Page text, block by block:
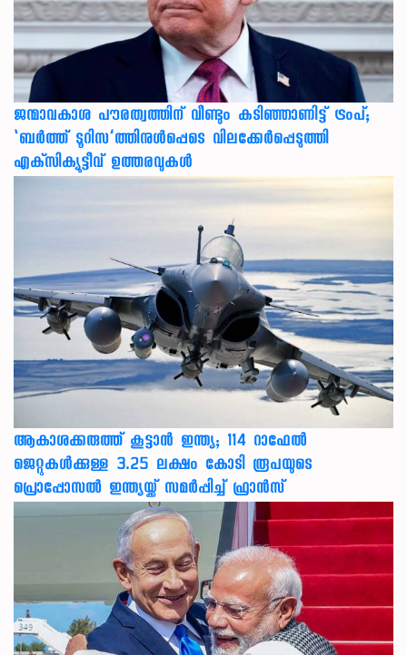
ജന്മാവകാശ പൗരത്വത്തിന് വീണ്ടും കടിഞ്ഞാണിട്ട് ട്രംപ്;
‘ബര്‍ത്ത് ടൂറിസ’ത്തിനുള്‍പ്പെടെ വിലക്കേര്‍പ്പെടുത്തി
എക്‌സിക്യൂട്ടീവ് ഉത്തരവുകള്‍
ആകാശക്കരുത്ത് കൂട്ടാൻ ഇന്ത്യ; 114 റാഫേൽ
ജെറ്റുകൾക്കുള്ള 3.25 ലക്ഷം കോടി രൂപയുടെ
പ്രൊപ്പോസൽ ഇന്ത്യയ്ക്ക് സമർപ്പിച്ച് ഫ്രാൻസ്